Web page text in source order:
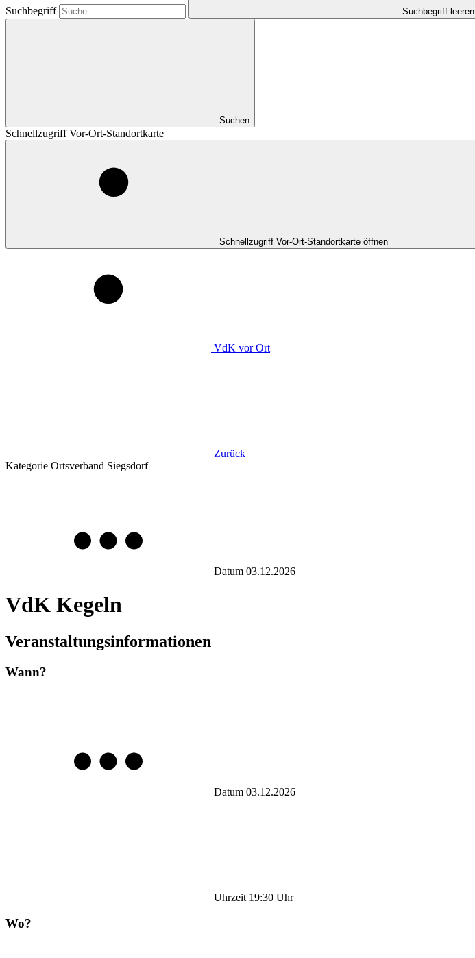
Suchbegriff Suchbegriff leeren
Suchen
Schnellzugriff Vor-Ort-Standortkarte
Schnellzugriff Vor-Ort-Standortkarte öffnen
VdK vor Ort
Zurück
Kategorie Ortsverband Siegsdorf
Datum 03.12.2026
VdK Kegeln
Veranstaltungsinformationen
Wann?
Datum 03.12.2026
Uhrzeit 19:30 Uhr
Wo?